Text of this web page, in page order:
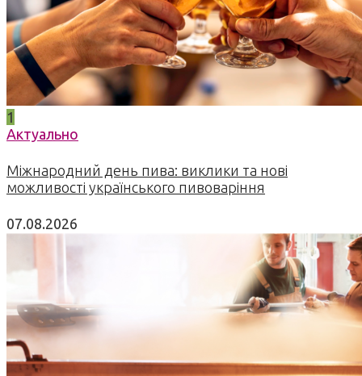
1
Актуально
Міжнародний день пива: виклики та нові
можливості українського пивоваріння
07.08.2026